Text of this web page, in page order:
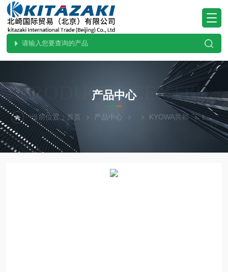
PRODUCTS CENTER
产品中心
当前位置：首页 产品中心 KYOWA共和 LC-20TV- 200kN进口KYOWA共和压缩称重传感器LC-20TV 200kN